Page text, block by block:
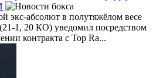
экс-абсолют в полутяжёлом весе
1, 20 КО) уведомил посредством
контракта с Top Ra...